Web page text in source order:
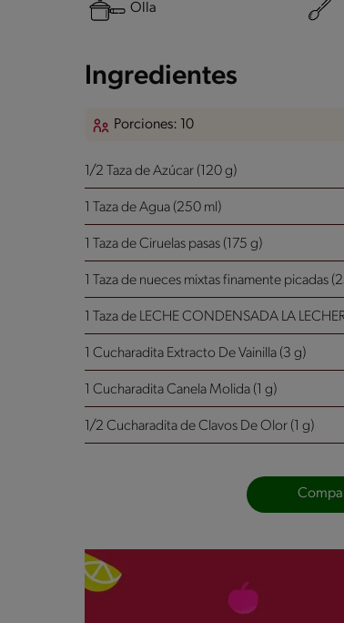
Olla
Ingredientes
Porciones: 10
1/2 Taza de Azúcar (120 g)
1 Taza de Agua (250 ml)
1 Taza de Ciruelas pasas (175 g)
1 Taza de nueces mixtas finamente picadas
1 Taza de LECHE CONDENSADA LA
1 Cucharadita Extracto De Vainilla (3 g)
1 Cucharadita Canela Molida (1 g)
1/2 Cucharadita de Clavos De Olor (1 g)